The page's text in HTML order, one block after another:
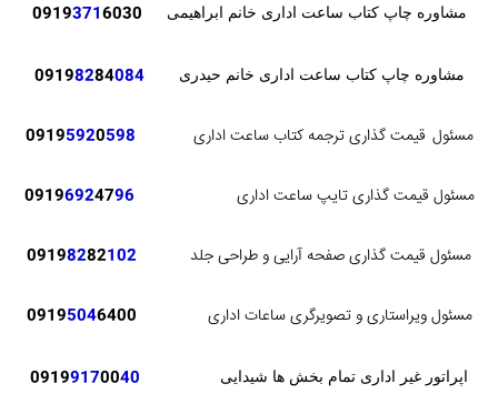
مشاوره چاپ کتاب ساعت اداری خانم ابراهیمی 3716030
مشاوره چاپ کتاب ساعت اداری خانم حیدری 0919
8284084
مسئول قیمت گذاری ترجمه کتاب ساعت اداری 09195920598
مسئول قیمت گذاری تایپ ساعت اداری 09196924796
مسئول قیمت گذاری صفحه آرایی و طراحی جلد 09198282102
مسئول ویراستاری و تصویرگری ساعات اداری 09195046400
اپراتور غیر اداری تمام بخش ها شیدایی 09199170040